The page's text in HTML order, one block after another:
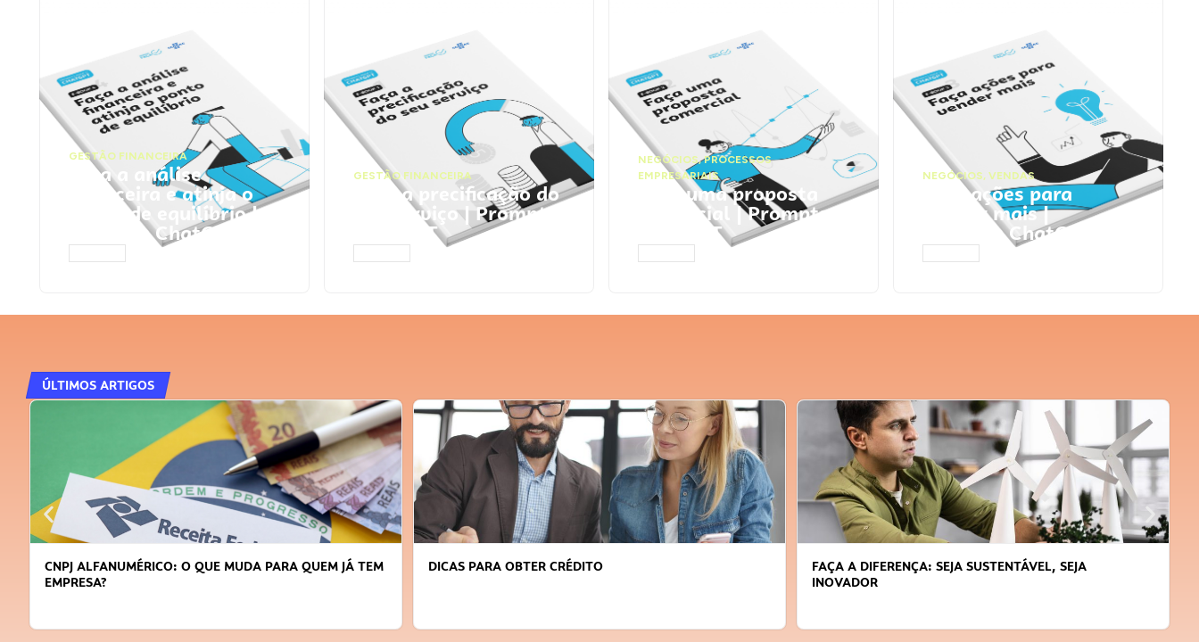
GESTÃO FINANCEIRA
Faça a análise
financeira e atinja o
ponto de equilíbrio |
Prompts ChatGPT
GESTÃO FINANCEIRA
Faça a precificação do
seu serviço | Prompts
ChatGPT
NEGÓCIOS,PROCESSOS
EMPRESARIAIS
Faça uma proposta
comercial | Prompts
ChatGPT
NEGÓCIOS, VENDAS
Faça ações para
vender mais |
Prompts ChatGPT
ÚLTIMOS ARTIGOS
CNPJ ALFANUMÉRICO: O QUE MUDA PARA QUEM JÁ TEM
EMPRESA?
DICAS PARA OBTER CRÉDITO
FAÇA A DIFERENÇA: SEJA SUSTENTÁVEL, SEJA
INOVADOR